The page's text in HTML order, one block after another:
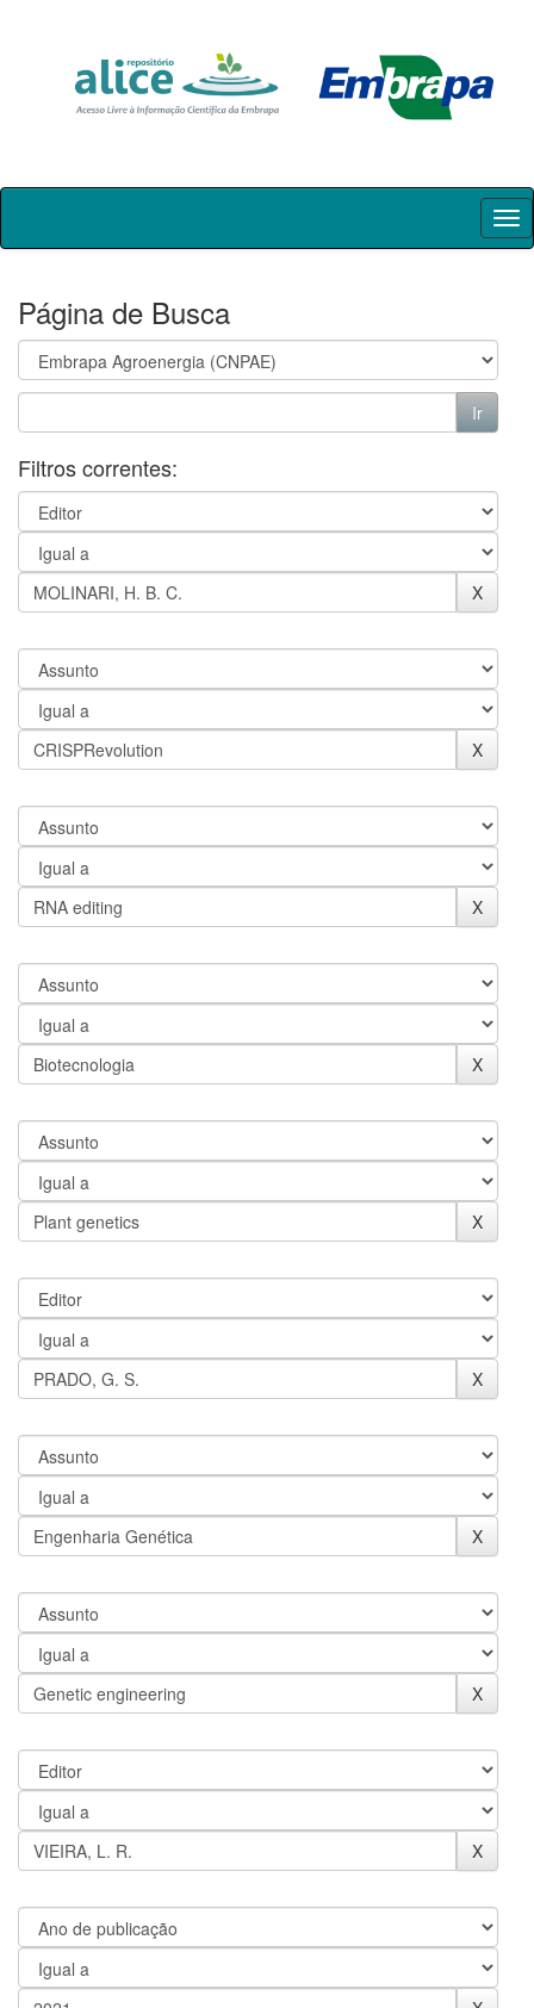
Skip
Página de Busca
Filtros correntes: